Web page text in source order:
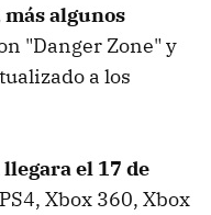
algunos
"Danger Zone" y
a los
el 17 de
Xbox 360, Xbox